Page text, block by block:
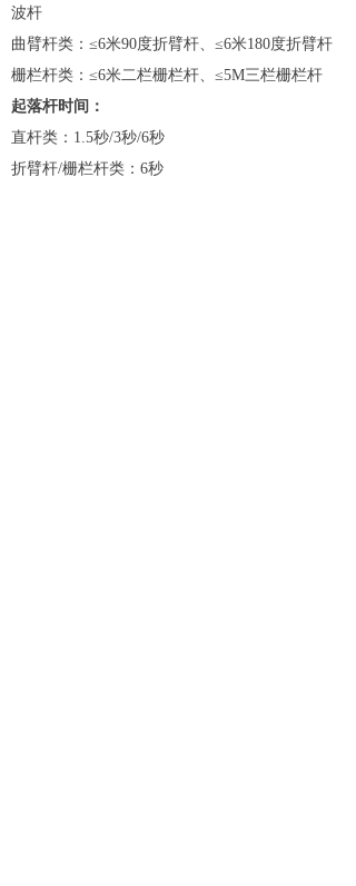
波杆
曲臂杆类：≤6米90度折臂杆、≤6米180度折臂杆
栅栏杆类：≤6米二栏栅栏杆、≤5M三栏栅栏杆
起落杆时间：
直杆类：1.5秒/3秒/6秒
折臂杆/栅栏杆类：6秒